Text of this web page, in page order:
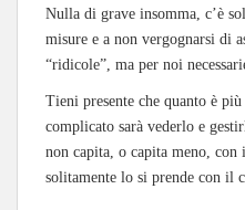
Nulla di grave insomma, c’è
misure e a non vergognarsi di
“ridicole”, ma per noi
Tieni presente che quanto è
complicato sarà vederlo e
non capita, o capita meno, con
solitamente lo si prende con il